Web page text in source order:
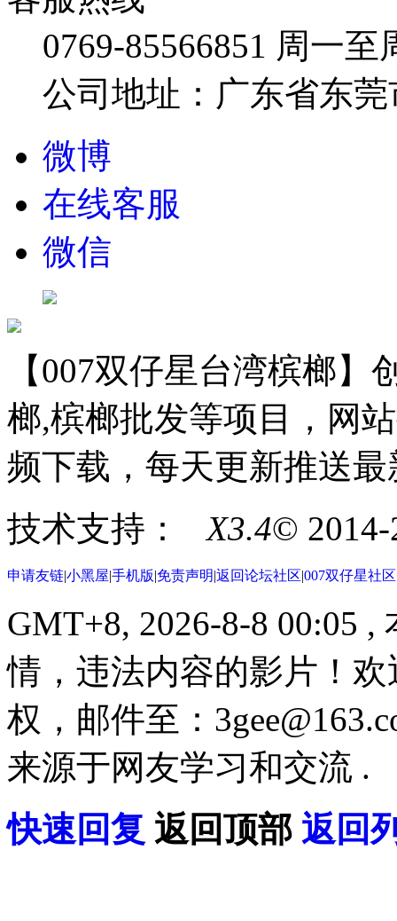
0769-85566851 周一至
公司地址：广东省东
微博
在线客服
微信
【007双仔星台湾槟榔
榔,槟榔批发等项目，网
频下载，每天更新推送
技术支持：
X3.4©
申请友链|小黑屋|手机版|免责声明|返回论坛社区|007双仔星社
GMT+8, 2026-8-8 00:05 ,
情，违法内容的影片！
权，邮件至：
来源于网友学习和交流 .
快速回复 返回顶部 返回